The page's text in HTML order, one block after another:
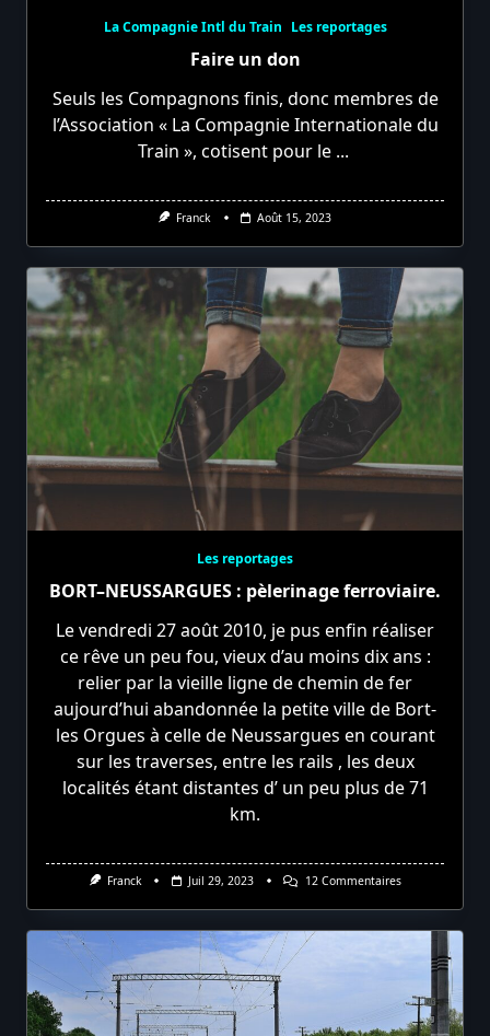
La Compagnie Intl du Train Les reportages
Faire un don
Seuls les Compagnons finis, donc membres de
l’Association « La Compagnie Internationale du
Train », cotisent pour le ...
Franck Août 15, 2023
Les reportages
BORT–NEUSSARGUES : pèlerinage ferroviaire.
Le vendredi 27 août 2010, je pus enfin réaliser
ce rêve un peu fou, vieux d’au moins dix ans :
relier par la vieille ligne de chemin de fer
aujourd’hui abandonnée la petite ville de Bort-
les Orgues à celle de Neussargues en courant
sur les traverses, entre les rails , les deux
localités étant distantes d’ un peu plus de 71
km.
Franck Juil 29, 2023 12 CommentairesSur
NEUSSARGUES :
Pèlerinage
Ferroviaire.